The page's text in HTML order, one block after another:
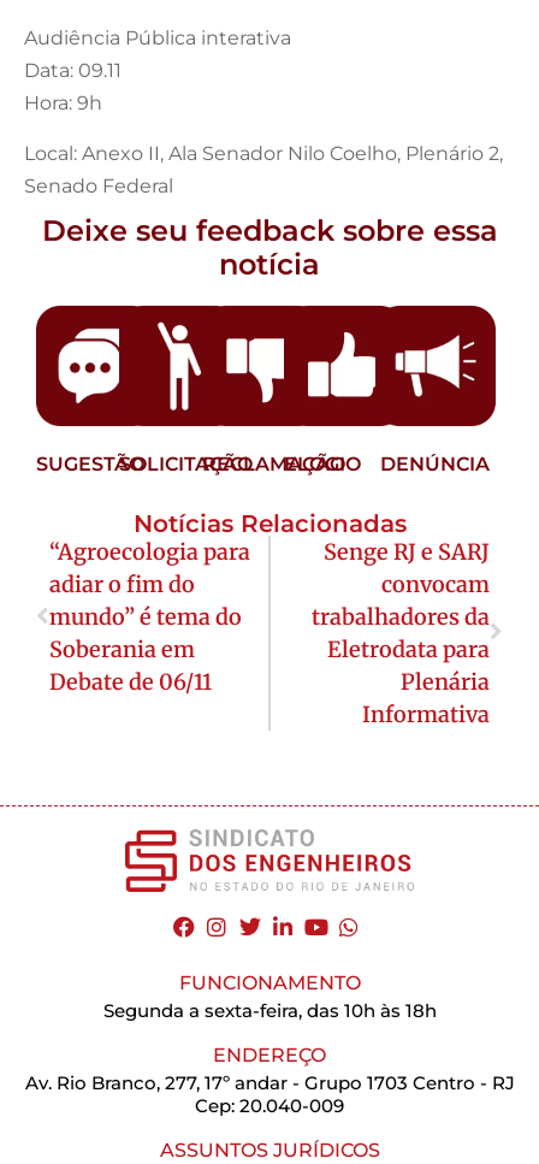
Audiência Pública interativa
Data: 09.11
Hora: 9h
Local: Anexo II, Ala Senador Nilo Coelho, Plenário 2,
Senado Federal
Deixe seu feedback sobre essa
notícia
SUGESTÃOSOLICITAÇÃORECLAMAÇÃO
ELOGIO DENÚNCIA
Notícias Relacionadas
“Agroecologia para
adiar o fim do
mundo” é tema do
Soberania em
Debate de 06/11
Senge RJ e SARJ
convocam
trabalhadores da
Eletrodata para
Plenária
Informativa
FUNCIONAMENTO
Segunda a sexta-feira, das 10h às 18h
ENDEREÇO
Av. Rio Branco, 277, 17º andar - Grupo 1703 Centro - RJ
Cep: 20.040-009
ASSUNTOS JURÍDICOS